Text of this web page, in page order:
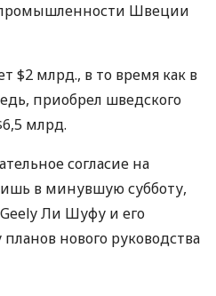
Швеции
$2 млрд., в то время как в
приобрел шведского
млрд.
согласие на
в минувшую субботу,
Geely Ли Шуфу и его
нового руководства